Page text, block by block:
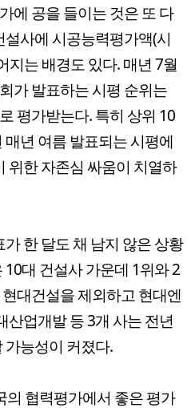
에 공을 들이는 것은 또 다
사에 시공능력평가액(시
지는 배경도 있다. 매년 7월
가 발표하는 시평 순위는
평가받는다. 특히 상위 10
년 여름 발표되는 시평에
위한 자존심 싸움이 치열하
한 달도 채 남지 않은 상황
대 건설사 가운데 1위와 2
대건설을 제외하고 현대엔
산업개발 등 3개 사는 전년
가능성이 커졌다.
의 협력평가에서 좋은 평가